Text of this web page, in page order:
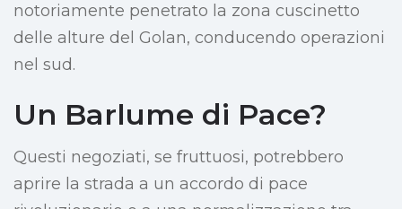
notoriamente penetrato la zona cuscinetto
delle alture del Golan, conducendo operazioni
nel sud.
Un Barlume di Pace?
Questi negoziati, se fruttuosi, potrebbero
aprire la strada a un accordo di pace